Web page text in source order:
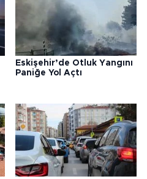
Eskişehir’de Otluk Yangını
Paniğe Yol Açtı